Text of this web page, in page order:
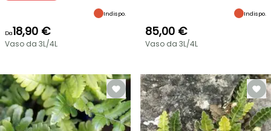
Indispo.
Da18,90 €
Vaso da 3L/4L
Indispo.
85,00 €
Vaso da 3L/4L